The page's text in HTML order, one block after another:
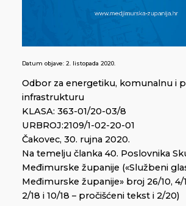
Datum objave: 2. listopada 2020.
Odbor za energetiku, komunalnu i
infrastrukturu
KLASA: 363-01/20-03/8
URBROJ:2109/1-02-20-01
Čakovec, 30. rujna 2020.
Na temelju članka 40. Poslovnika
Međimurske županije («Službeni
Međimurske županije» broj 26/10, 4/
2/18 i 10/18 – pročišćeni tekst i 2/20)